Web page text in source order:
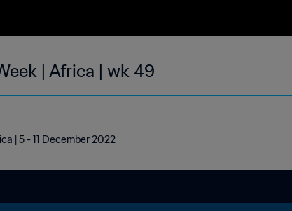
| Africa | wk 49
| 5 - 11 December 2022